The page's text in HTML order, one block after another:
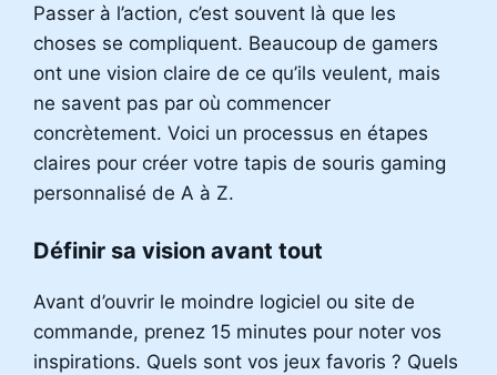
Passer à l’action, c’est souvent là que les
choses se compliquent. Beaucoup de gamers
ont une vision claire de ce qu’ils veulent, mais
ne savent pas par où commencer
concrètement. Voici un processus en étapes
claires pour créer votre tapis de souris gaming
personnalisé de A à Z.
Définir sa vision avant tout
Avant d’ouvrir le moindre logiciel ou site de
commande, prenez 15 minutes pour noter vos
inspirations. Quels sont vos jeux favoris ? Quels